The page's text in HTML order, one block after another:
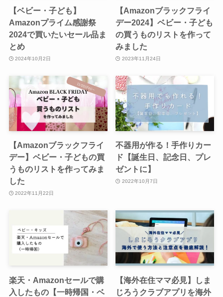
【ベビー・子ども】
Amazonプライム感謝祭
2024で買いたいセール品ま
とめ
2024年10月2日
【Amazonブラックフライ
デー2024】ベビー・子ども
の買うものリストを作って
みました
2023年11月24日
【Amazonブラックフライ
デー】ベビー・子どもの買
うものリストを作ってみま
した
2022年11月22日
不器用が作る！手作りカー
ド【誕生日、記念日、プレ
ゼントに】
2022年10月7日
楽天・Amazonセールで購
入したもの【一時帰国・ベ
【海外在住ママ必見】しま
じろうクラブアプリを海外